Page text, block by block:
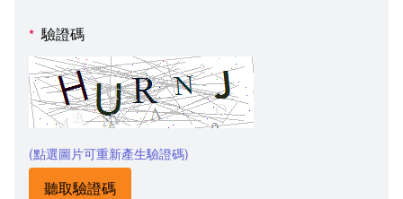
* 驗證碼
(點選圖片可重新產生驗證碼)
聽取驗證碼